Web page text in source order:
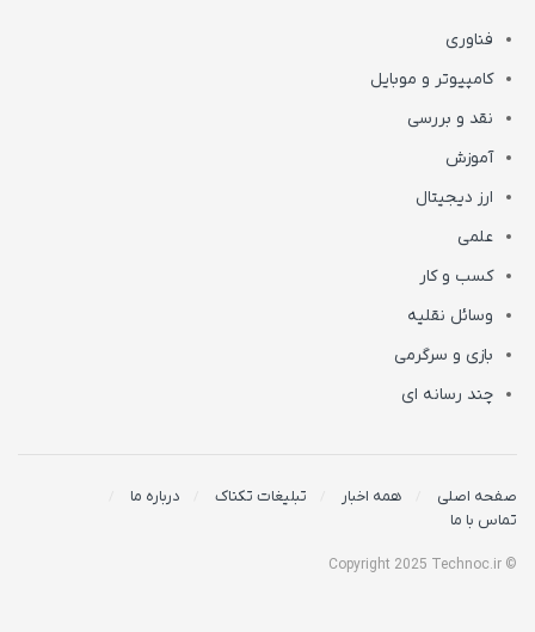
فناوری
کامپیوتر و موبایل
نقد و بررسی
آموزش
ارز دیجیتال
علمی
کسب و کار
وسائل نقلیه
بازی و سرگرمی
چند رسانه ای
صفحه اصلی همه اخبار تبلیغات تکناک
درباره ما
تماس با ما
© Copyright 2025 Technoc.ir